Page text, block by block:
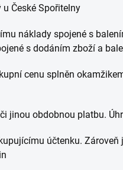
České Spořitelny
náklady spojené s
s dodáním zboží a
cenu splněn
jinou obdobnou platbu.
účtenku.